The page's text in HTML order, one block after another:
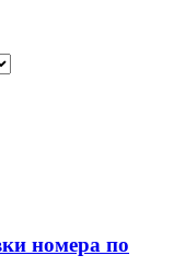
номера по